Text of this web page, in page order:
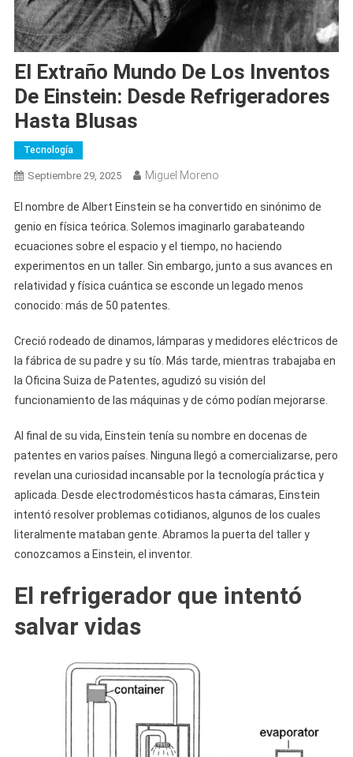
El Extraño Mundo De Los Inventos
De Einstein: Desde Refrigeradores
Hasta Blusas
Tecnología
Septiembre 29, 2025 Miguel Moreno
El nombre de Albert Einstein se ha convertido en sinónimo de
genio en física teórica. Solemos imaginarlo garabateando
ecuaciones sobre el espacio y el tiempo, no haciendo
experimentos en un taller. Sin embargo, junto a sus avances en
relatividad y física cuántica se esconde un legado menos
conocido: más de 50 patentes.
Creció rodeado de dinamos, lámparas y medidores eléctricos de
la fábrica de su padre y su tío. Más tarde, mientras trabajaba en
la Oficina Suiza de Patentes, agudizó su visión del
funcionamiento de las máquinas y de cómo podían mejorarse.
Al final de su vida, Einstein tenía su nombre en docenas de
patentes en varios países. Ninguna llegó a comercializarse, pero
revelan una curiosidad incansable por la tecnología práctica y
aplicada. Desde electrodomésticos hasta cámaras, Einstein
intentó resolver problemas cotidianos, algunos de los cuales
literalmente mataban gente. Abramos la puerta del taller y
conozcamos a Einstein, el inventor.
El refrigerador que intentó
salvar vidas